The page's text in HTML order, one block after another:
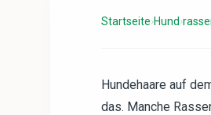
Startseite›Hund›
Hundehaare auf
das. Manche